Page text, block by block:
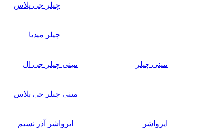
چیلر جی پلاس
چیلر میدیا
مینی چیلر مینی چیلر جی ال
مینی چیلر جی پلاس
ایرواشر ایرواشر آذر نسیم